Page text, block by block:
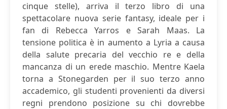
cinque stelle), arriva il terzo libro di una
spettacolare nuova serie fantasy, ideale per i
fan di Rebecca Yarros e Sarah Maas. La
tensione politica è in aumento a Lyria a causa
della salute precaria del vecchio re e della
mancanza di un erede maschio. Mentre Kaela
torna a Stonegarden per il suo terzo anno
accademico, gli studenti provenienti da diversi
regni prendono posizione su chi dovrebbe